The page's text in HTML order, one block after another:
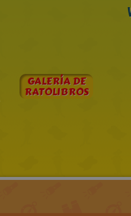
GALERÍA DE
RATOLIBROS